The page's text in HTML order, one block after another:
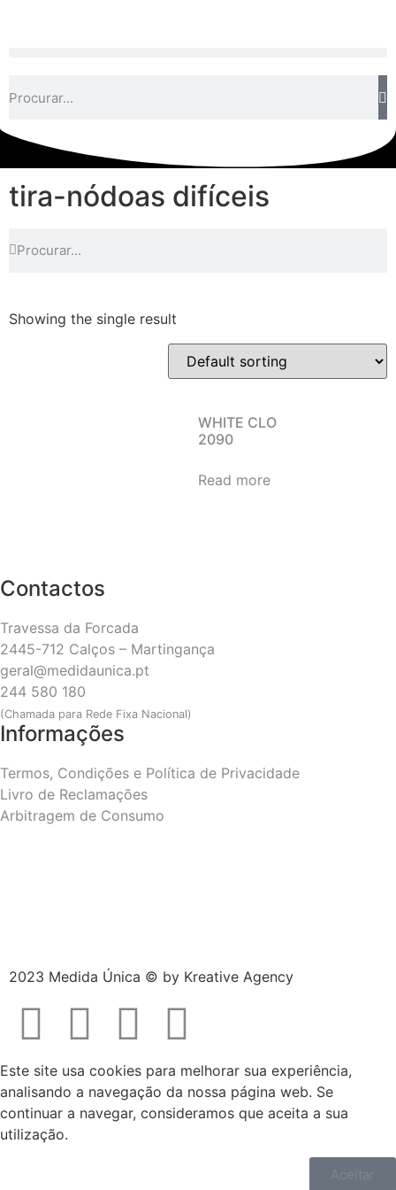
tira-nódoas difíceis
Showing the single result
WHITE CLO
2090
Read more
Contactos
Travessa da Forcada
2445-712 Calços – Martingança
geral@medidaunica.pt
244 580 180
(Chamada para Rede Fixa Nacional)
Informações
Termos, Condições e Política de Privacidade
Livro de Reclamações
Arbitragem de Consumo
2023 Medida Única © by Kreative Agency
Este site usa cookies para melhorar sua experiência,
analisando a navegação da nossa página web. Se
continuar a navegar, consideramos que aceita a sua
utilização.
Aceitar